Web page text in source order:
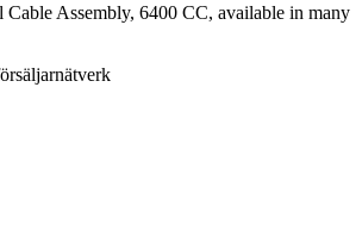
Cable Assembly, 6400 CC, available in many